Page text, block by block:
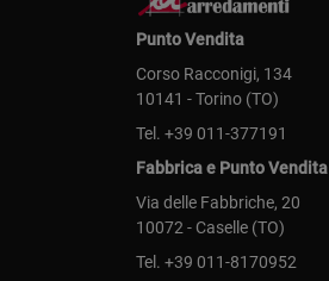
Punto Vendita
Corso Racconigi, 134
10141 - Torino (TO)
Tel. +39 011-377191
Fabbrica e Punto Vendita
Via delle Fabbriche, 20
10072 - Caselle (TO)
Tel. +39 011-8170952